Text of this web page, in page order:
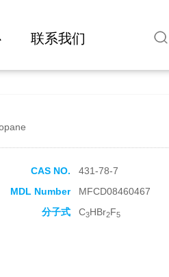
联系我们
CAS NO.
431-78-7
MDL Number
MFCD08460467
分子式 C3HBr2F5